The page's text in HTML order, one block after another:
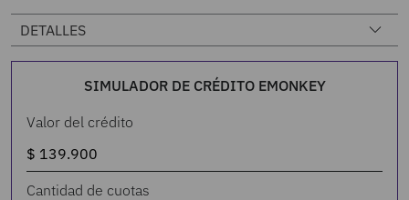
DETALLES
SIMULADOR DE CRÉDITO EMONKEY
Valor del crédito
Cantidad de cuotas